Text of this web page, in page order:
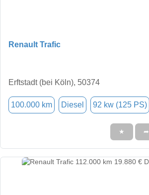
Renault Trafic
Erftstadt (bei Köln), 50374
100.000 km Diesel 92 kw (125 PS)
★ ➦